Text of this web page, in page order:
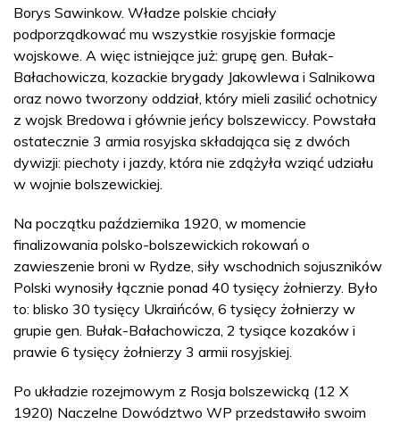
Borys Sawinkow. Władze polskie chciały
podporządkować mu wszystkie rosyjskie formacje
wojskowe. A więc istniejące już: grupę gen. Bułak-
Bałachowicza, kozackie brygady Jakowlewa i Salnikowa
oraz nowo tworzony oddział, który mieli zasilić ochotnicy
z wojsk Bredowa i głównie jeńcy bolszewiccy. Powstała
ostatecznie 3 armia rosyjska składająca się z dwóch
dywizji: piechoty i jazdy, która nie zdążyła wziąć udziału
w wojnie bolszewickiej.
Na początku października 1920, w momencie
finalizowania polsko-bolszewickich rokowań o
zawieszenie broni w Rydze, siły wschodnich sojuszników
Polski wynosiły łącznie ponad 40 tysięcy żołnierzy. Było
to: blisko 30 tysięcy Ukraińców, 6 tysięcy żołnierzy w
grupie gen. Bułak-Bałachowicza, 2 tysiące kozaków i
prawie 6 tysięcy żołnierzy 3 armii rosyjskiej.
Po układzie rozejmowym z Rosja bolszewicką (12 X
1920) Naczelne Dowództwo WP przedstawiło swoim